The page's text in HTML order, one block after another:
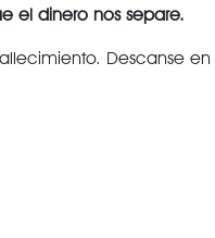
el dinero nos separe.
Descanse en